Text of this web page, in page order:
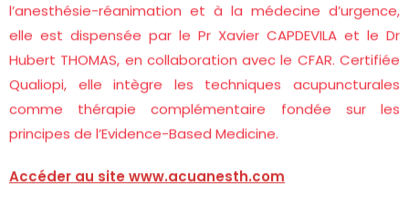
l’anesthésie-réanimation et à la médecine d’urgence,
elle est dispensée par le Pr Xavier CAPDEVILA et le Dr
Hubert THOMAS, en collaboration avec le CFAR. Certifiée
Qualiopi, elle intègre les techniques acupuncturales
comme thérapie complémentaire fondée sur les
principes de l’Evidence-Based Medicine.
Accéder au site www.acuanesth.com